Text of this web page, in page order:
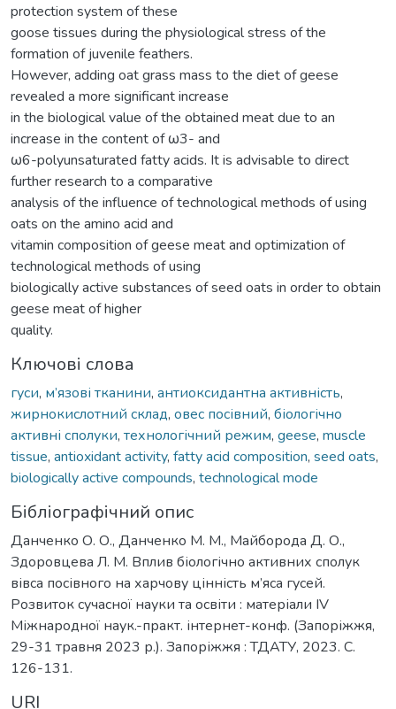
protection system of these
goose tissues during the physiological stress of the
formation of juvenile feathers.
However, adding oat grass mass to the diet of geese
revealed a more significant increase
in the biological value of the obtained meat due to an
increase in the content of ω3- and
ω6-polyunsaturated fatty acids. It is advisable to direct
further research to a comparative
analysis of the influence of technological methods of using
oats on the amino acid and
vitamin composition of gееse meat and optimization of
technological methods of using
biologically active substances of seed oats in order to obtain
gееse meat of higher
quality.
Ключові слова
гуси, м’язові тканини, антиоксидантна активність,
жирнокислотний склад, овес посівний, біологічно
активні сполуки, технологічний режим, geese, muscle
tissue, antioxidant activity, fatty acid composition, seed oats,
biologically active compounds, technological mode
Бібліографічний опис
Данченко О. О., Данченко М. М., Майборода Д. О.,
Здоровцева Л. М. Вплив біологічно активних сполук
вівса посівного на харчову цінність м’яса гусей.
Розвиток сучасної науки та освіти : матеріали ІV
Міжнародної наук.-практ. інтернет-конф. (Запоріжжя,
29-31 травня 2023 р.). Запоріжжя : ТДАТУ, 2023. С.
126-131.
URI